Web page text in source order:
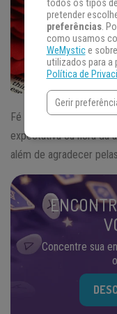
Fé e proteção nunca
expectativa ou hora da
além de agradecer
Concentre sua
todos os tipos
pretender
preferências.
como usamos
WeMystice
utilizados para a
Política de
Gerir